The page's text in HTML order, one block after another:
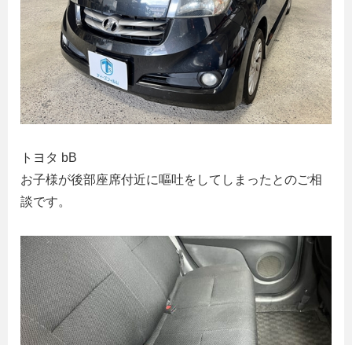
トヨタ bB
お子様が後部座席付近に嘔吐をしてしまったとのご相
談です。